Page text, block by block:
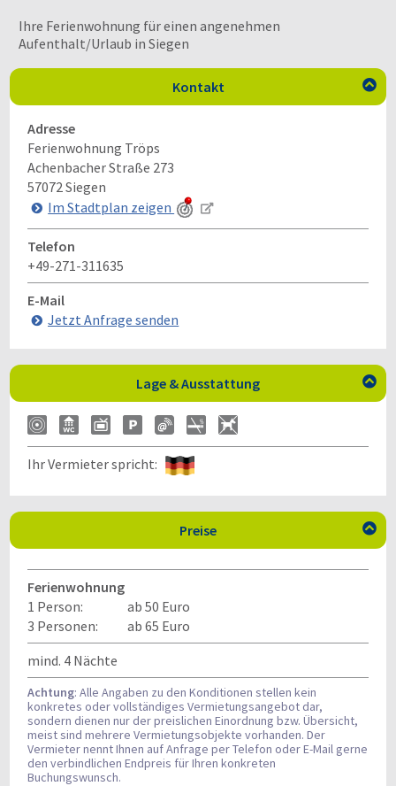
Ihre Ferienwohnung für einen angenehmen
Aufenthalt/Urlaub in Siegen
Kontakt 
Adresse
Ferienwohnung Tröps
Achenbacher Straße 273
57072Siegen
Im Stadtplan zeigen
Telefon
+49-271-311635
E-Mail
Jetzt Anfrage senden
Lage & Ausstattung 
Ihr Vermieter spricht:
Preise 
Ferienwohnung
1 Person:
ab 50 Euro
3 Personen:
ab 65 Euro
mind. 4 Nächte
Achtung: Alle Angaben zu den Konditionen stellen kein
konkretes oder vollständiges Vermietungsangebot dar,
sondern dienen nur der preislichen Einordnung bzw. Übersicht,
meist sind mehrere Vermietungsobjekte vorhanden. Der
Vermieter nennt Ihnen auf Anfrage per Telefon oder E-Mail gerne
den verbindlichen Endpreis für Ihren konkreten
Buchungswunsch.